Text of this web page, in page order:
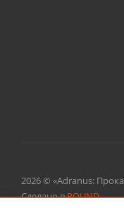
2026 © «Adranus:
Сделано вROUND